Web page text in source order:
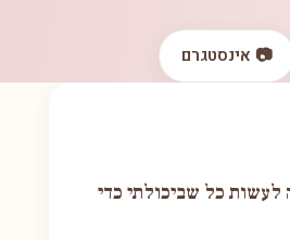
📷 אינסטגרם
לעשות כל שביכולתי כדי